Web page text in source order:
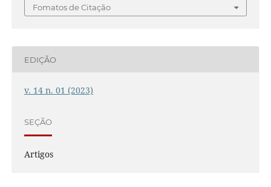
Fomatos de Citação
EDIÇÃO
v. 14 n. 01 (2023)
SEÇÃO
Artigos